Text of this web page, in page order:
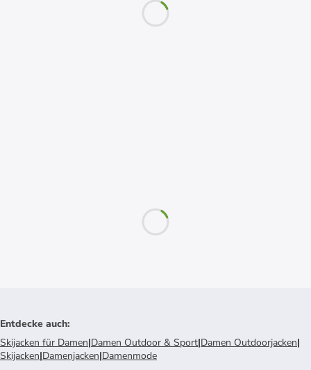
Entdecke auch:
Skijacken für Damen|Damen Outdoor & Sport|Damen Outdoorjacken|
Skijacken|Damenjacken|Damenmode